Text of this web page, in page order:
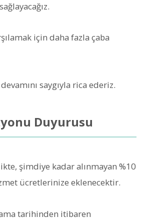
için daha fazla çaba
saygıyla rica ederiz.
Duyurusu
şimdiye kadar alınmayan %10
ücretlerinize eklenecektir.
tarihinden itibaren